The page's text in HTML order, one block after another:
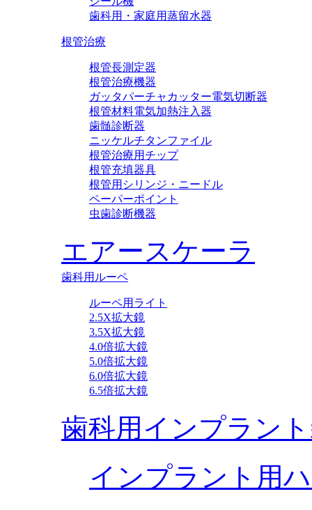
歯科用・家庭用蒸留水器
根管治療
根管長測定器
根管治療機器
ガッタパーチャカッター電気切断器
根管材料電気加熱注入器
歯髄診断器
ニッケルチタンファイル
根管治療用チップ
根管充填器具
根管用シリンジ・ニードル
ペーパーポイント
虫歯診断機器
エアースケーラ
歯科用ルーペ
ルーペ用ライト
2.5X拡大鏡
3.5X拡大鏡
4.0倍拡大鏡
5.0倍拡大鏡
6.0倍拡大鏡
6.5倍拡大鏡
歯科用インプラン
インプラント用